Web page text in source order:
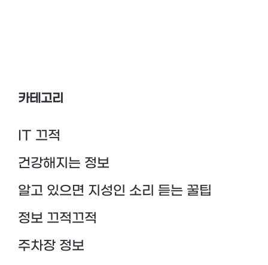
카테고리
IT 끄적
건강해지는 정보
알고 있으면 지성인 소리 듣는 꿀팁
정보 끄적끄적
주차장 정보